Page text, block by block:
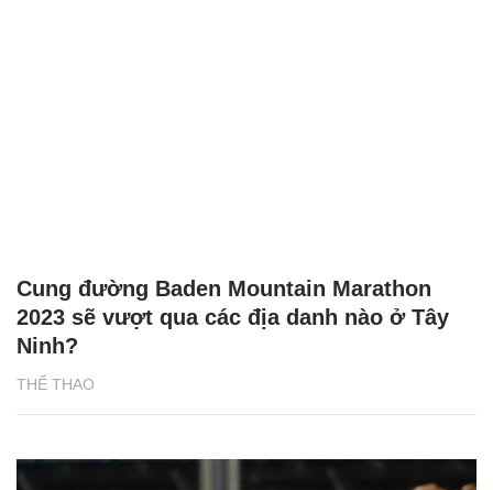
THỂ THAO
Cung đường Baden Mountain Marathon
2023 sẽ vượt qua các địa danh nào ở Tây
Ninh?